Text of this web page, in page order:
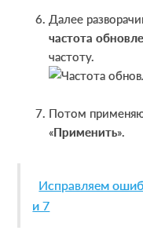
Далее
частота
частоту.
Потом
«Применить».
Исправляем
и 7